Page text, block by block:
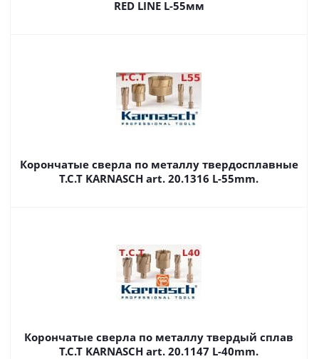
RED LINE L-55мм
Корончатые сверла по металлу твердосплавные
Т.С.Т KARNASCH art. 20.1316 L-55mm.
Корончатые сверла по металлу твердый сплав
T.C.T KARNASCH art. 20.1147 L-40mm.